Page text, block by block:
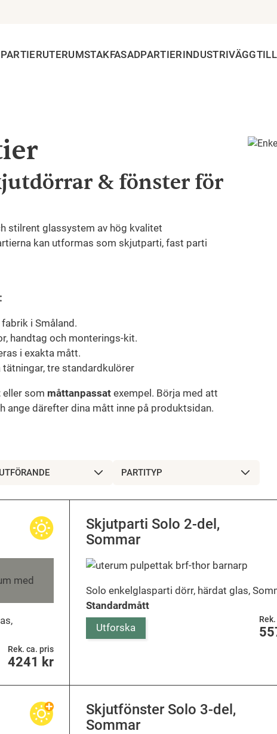
UTERUMSTAKFASADPARTIERINDUSTRIVÄGG
& fönster för
stilrent glassystem av hög kvalitet
kan utformas som skjutparti, fast parti
i Småland.
handtag och monterings-kit.
i exakta mått.
tre standardkulörer
eller som måttanpassat exempel. Börja med att
ange därefter dina mått inne på produktsidan.
PARTITYP
Rek. ca. pris
4241 kr
Skjutparti Solo 2-del,
Sommar
Solo enkelglasparti dörr, härdat glas,
Standardmått
Utforska
Skjutfönster Solo 3-del,
Sommar